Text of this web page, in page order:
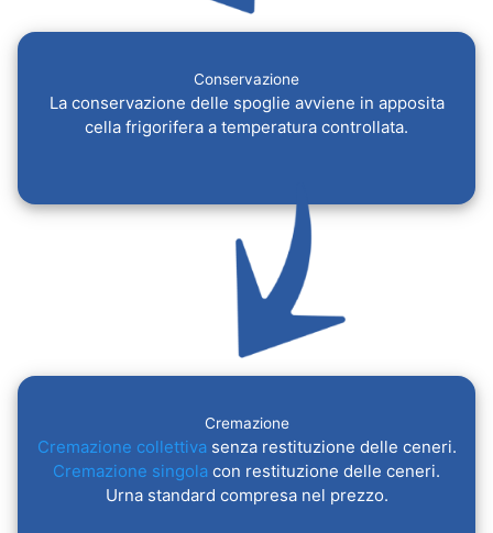
Conservazione
La conservazione delle spoglie avviene in apposita
cella frigorifera a temperatura controllata.
Cremazione
Cremazione collettivasenza restituzione delle ceneri.
Cremazione singola con restituzione delle ceneri.
Urna standard compresa nel prezzo.